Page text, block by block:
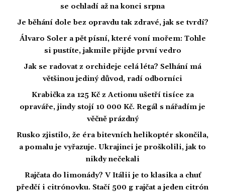
se ochladí až na konci srpna
Je běhání dole bez opravdu tak zdravé, jak se tvrdí?
Álvaro Soler a pět písní, které voní mořem: Tohle
si pustíte, jakmile přijde první vedro
Jak se radovat z orchideje celá léta? Selhání má
většinou jediný důvod, radí odborníci
Krabička za 125 Kč z Actionu ušetří tisíce za
opraváře, jindy stojí 10 000 Kč. Regál s nářadím je
věčně prázdný
Rusko zjistilo, že éra bitevních helikoptér skončila,
a pomalu je vyřazuje. Ukrajinci je proškolili, jak to
nikdy nečekali
Rajčata do limonády? V Itálii je to klasika a chuť
předčí i citrónovku. Stačí 500 g rajčat a jeden citrón